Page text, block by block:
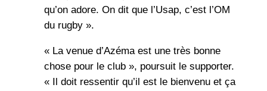
qu’on adore. On dit que l’Usap, c’est l’OM
du rugby ».
« La venue d’Azéma est une très bonne
chose pour le club », poursuit le supporter.
« Il doit ressentir qu’il est le bienvenu et ça